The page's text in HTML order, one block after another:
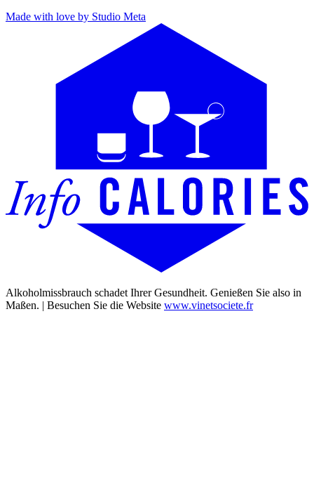
Made with love by Studio Meta
Alkoholmissbrauch schadet Ihrer Gesundheit. Genießen Sie also in
Maßen. | Besuchen Sie die Website www.vinetsociete.fr